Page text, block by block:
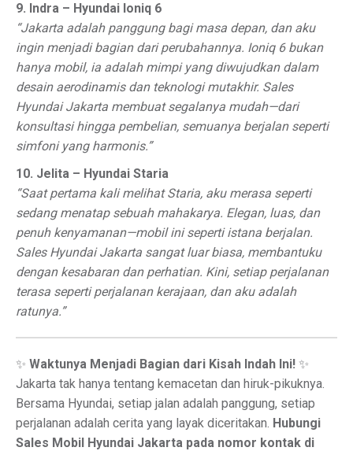
9. Indra – Hyundai Ioniq 6
“Jakarta adalah panggung bagi masa depan, dan aku
ingin menjadi bagian dari perubahannya. Ioniq 6 bukan
hanya mobil, ia adalah mimpi yang diwujudkan dalam
desain aerodinamis dan teknologi mutakhir. Sales
Hyundai Jakarta membuat segalanya mudah—dari
konsultasi hingga pembelian, semuanya berjalan seperti
simfoni yang harmonis.”
10. Jelita – Hyundai Staria
“Saat pertama kali melihat Staria, aku merasa seperti
sedang menatap sebuah mahakarya. Elegan, luas, dan
penuh kenyamanan—mobil ini seperti istana berjalan.
Sales Hyundai Jakarta sangat luar biasa, membantuku
dengan kesabaran dan perhatian. Kini, setiap perjalanan
terasa seperti perjalanan kerajaan, dan aku adalah
ratunya.”
✨ Waktunya Menjadi Bagian dari Kisah Indah Ini! ✨
Jakarta tak hanya tentang kemacetan dan hiruk-pikuknya.
Bersama Hyundai, setiap jalan adalah panggung, setiap
perjalanan adalah cerita yang layak diceritakan. Hubungi
Sales Mobil Hyundai Jakarta pada nomor kontak di